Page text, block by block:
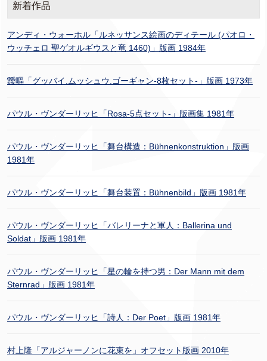
新着作品
アンディ・ウォーホル「ルネッサンス絵画のディテール (パオロ・
ウッチェロ 聖ゲオルギウスと竜 1460)」版画 1984年
靉嘔「グッバイ.ムッシュウ.ゴーギャン-8枚セット-」版画 1973年
パウル・ヴンダーリッヒ「Rosa-5点セット-」版画集 1981年
パウル・ヴンダーリッヒ「舞台構造：Bühnenkonstruktion」版画
1981年
パウル・ヴンダーリッヒ「舞台装置：Bühnenbild」版画 1981年
パウル・ヴンダーリッヒ「バレリーナと軍人：Ballerina und
Soldat」版画 1981年
パウル・ヴンダーリッヒ「星の輪を持つ男：Der Mann mit dem
Sternrad」版画 1981年
パウル・ヴンダーリッヒ「詩人：Der Poet」版画 1981年
村上隆「アルジャーノンに花束を」オフセット版画 2010年